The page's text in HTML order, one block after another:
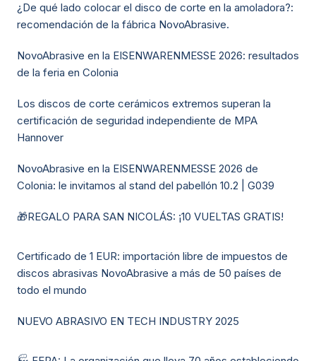
¿De qué lado colocar el disco de corte en la amoladora?:
recomendación de la fábrica NovoAbrasive.
NovoAbrasive en la EISENWARENMESSE 2026: resultados
de la feria en Colonia
Los discos de corte cerámicos extremos superan la
certificación de seguridad independiente de MPA
Hannover
NovoAbrasive en la EISENWARENMESSE 2026 de
Colonia: le invitamos al stand del pabellón 10.2 | G039
🎁REGALO PARA SAN NICOLÁS: ¡10 VUELTAS GRATIS!
Certificado de 1 EUR: importación libre de impuestos de
discos abrasivas NovoAbrasive a más de 50 países de
todo el mundo
NUEVO ABRASIVO EN TECH INDUSTRY 2025